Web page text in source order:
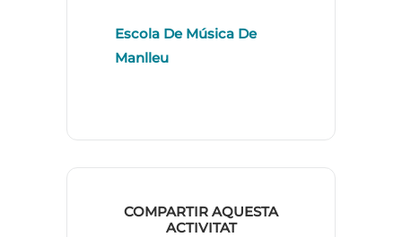
Escola De Música De
Manlleu
COMPARTIR AQUESTA
ACTIVITAT